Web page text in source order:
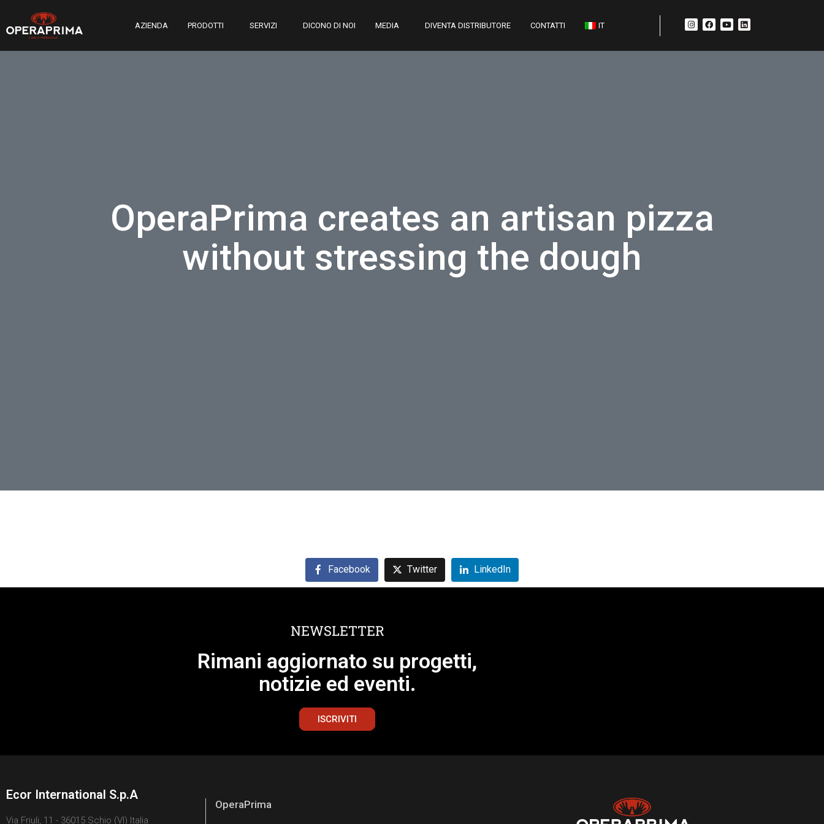
AZIENDA PRODOTTI SERVIZI DICONO DI NOI MEDIA DIVENTA DISTRIBUTORE CONTATTI IT
OperaPrima creates an artisan pizza
without stressing the dough
Facebook Twitter LinkedIn
NEWSLETTER
Rimani aggiornato su progetti,
notizie ed eventi.
ISCRIVITI
Ecor International S.p.A
Via Friuli, 11 - 36015 Schio (VI) Italia
OperaPrima